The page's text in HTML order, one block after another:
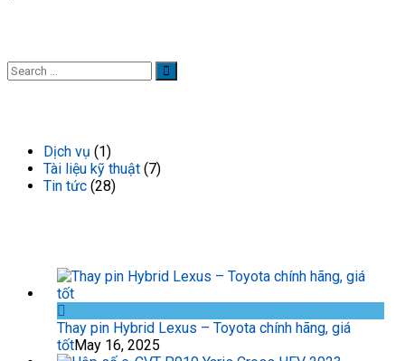
Dịch vụ (1)
Tài liệu kỹ thuật (7)
Tin tức (28)
Thay pin Hybrid Lexus – Toyota chính hãng, giá
tốtMay 16, 2025